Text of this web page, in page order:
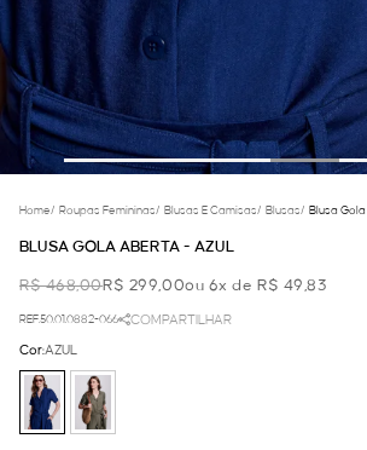
Home/ Roupas Femininas/ Blusas E Camisas/ Blusas/ Blusa
BLUSA GOLA ABERTA - AZUL
R$ 468,00R$ 299,00ou 6x de R$ 49,83
REF.50.01.0882-066 COMPARTILHAR
Cor:AZUL